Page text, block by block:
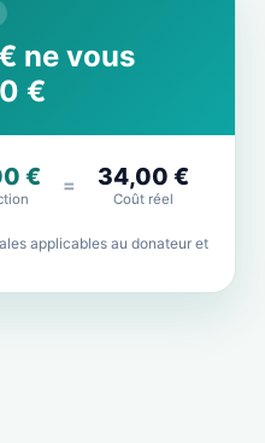
ne vous
€
€ = 34,00 €
Coût réel
applicables au donateur et